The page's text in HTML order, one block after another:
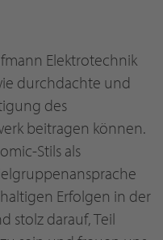
Elektrotechnik
durchdachte und
des
beitragen können.
Stils als
Erfolgen in der
stolz darauf, Teil